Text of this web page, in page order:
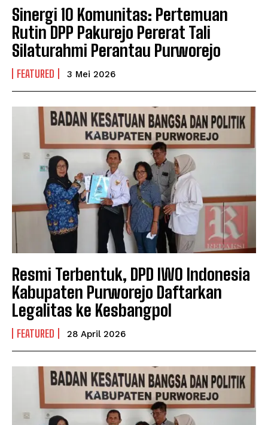
Sinergi 10 Komunitas: Pertemuan
Rutin DPP Pakurejo Pererat Tali
Silaturahmi Perantau Purworejo
FEATURED 3 Mei 2026
Resmi Terbentuk, DPD IWO Indonesia
Kabupaten Purworejo Daftarkan
Legalitas ke Kesbangpol
FEATURED 28 April 2026